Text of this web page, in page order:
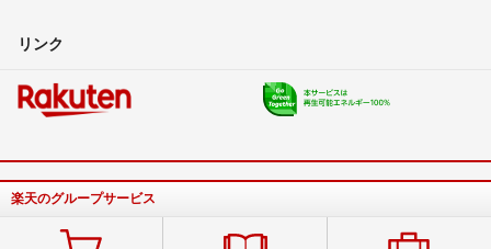
リンク
楽天のグループサービス